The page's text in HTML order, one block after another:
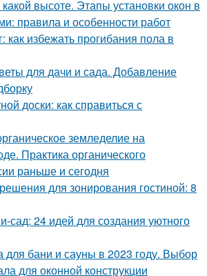
высоте. Этапы установки окон в
правила и особенности работ
как избежать прогибания пола в
для дачи и сада. Добавление
доски: как справиться с
земледелие на
Практика органического
раньше и сегодня
для зонирования гостиной: 8
24 идей для создания уютного
бани и сауны в 2023 году. Выбор
для оконной конструкции